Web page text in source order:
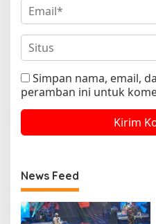
Simpan nama, email,
peramban ini untuk
News Feed